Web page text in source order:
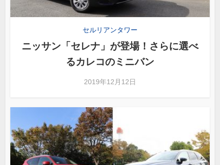
セルリアンタワー
ニッサン「セレナ」が登場！さらに選べ
るカレコのミニバン
2019年12月12日